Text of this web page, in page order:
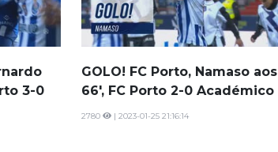
MLS
Brasileirão
Mundial 2026
3-0
GOLO! FC Porto, Namaso aos
66', FC Porto 2-0 Académico
2780 | 2023-01-25 21:16:14